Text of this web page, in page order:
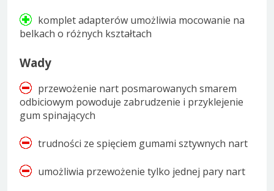
komplet adapterów umożliwia mocowanie na
belkach o różnych kształtach
Wady
przewożenie nart posmarowanych smarem
odbiciowym powoduje zabrudzenie i przyklejenie
gum spinających
trudności ze spięciem gumami sztywnych nart
umożliwia przewożenie tylko jednej pary nart